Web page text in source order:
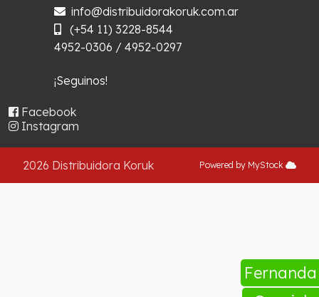
info@distribuidorakoruk.com.ar
(+54 11) 3228-8544
4952-0306 / 4952-0297
¡Seguinos!
Facebook
Instagram
2026 Distribuidora Koruk Powered by MyStock